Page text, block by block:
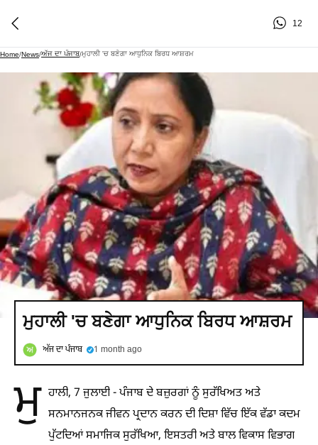
12
Home/News/ਅੱਜ ਦਾ ਪੰਜਾਬ/ਮੁਹਾਲੀ 'ਚ ਬਣੇਗਾ ਆਧੁਨਿਕ ਬਿਰਧ ਆਸ਼ਰਮ
ਮੁਹਾਲੀ 'ਚ ਬਣੇਗਾ ਆਧੁਨਿਕ ਬਿਰਧ ਆਸ਼ਰਮ
ਅੱਜ ਦਾ ਪੰਜਾਬ 1 month ago
ਮੁ ਹਾਲੀ, 7 ਜੁਲਾਈ - ਪੰਜਾਬ ਦੇ ਬਜ਼ੁਰਗਾਂ ਨੂੰ ਸੁਰੱਖਿਅਤ ਅਤੇ
ਸਨਮਾਨਜਨਕ ਜੀਵਨ ਪ੍ਰਦਾਨ ਕਰਨ ਦੀ ਦਿਸ਼ਾ ਵਿੱਚ ਇੱਕ ਵੱਡਾ ਕਦਮ
ਪੁੱਟਦਿਆਂ ਸਮਾਜਿਕ ਸੁਰੱਖਿਆ, ਇਸਤਰੀ ਅਤੇ ਬਾਲ ਵਿਕਾਸ ਵਿਭਾਗ